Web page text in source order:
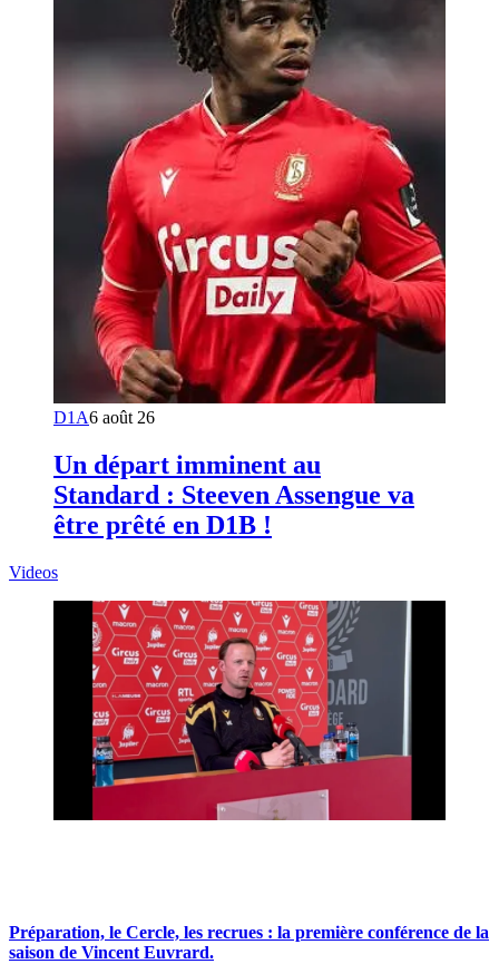
D1A6 août 26
Un départ imminent au
Standard : Steeven Assengue va
être prêté en D1B !
Videos
Préparation, le Cercle, les recrues : la première conférence de la
saison de Vincent Euvrard.